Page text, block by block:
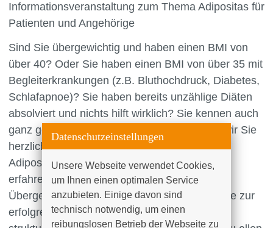
Informationsveranstaltung zum Thema Adipositas für
Patienten und Angehörige
Sind Sie übergewichtig und haben einen BMI von
über 40? Oder Sie haben einen BMI von über 35 mit
Begleiterkrankungen (z.B. Bluthochdruck, Diabetes,
Schlafapnoe)? Sie haben bereits unzählige Diäten
absolviert und nichts hilft wirklich? Sie kennen auch
ganz genau den "Jo-Jo" Effekt? Dann laden wir Sie
herzlich zu unserer
Adipositasinformationsveranstaltung ein. Hier
erfahren Sie alles rund um das krankhafte
Übergewicht. Wir zeigen Ihnen mögliche Wege zur
erfolgreichen Gewichtsreduktion, von der
Datenschutzeinstellungen
Unsere Webseite verwendet Cookies,
um Ihnen einen optimalen Service
anzubieten. Einige davon sind
technisch notwendig, um einen
reibungslosen Betrieb der Webseite zu